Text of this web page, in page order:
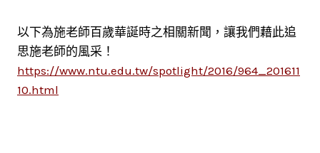
以下為施老師百歲華誕時之相關新聞，讓我們藉此追
思施老師的風采！
https://www.ntu.edu.tw/spotlight/2016/964_201611
10.html